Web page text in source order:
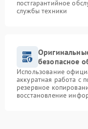
постгарантийное
службы техники
безопасное
Использование
аккуратная работа с
резервное
восстановление